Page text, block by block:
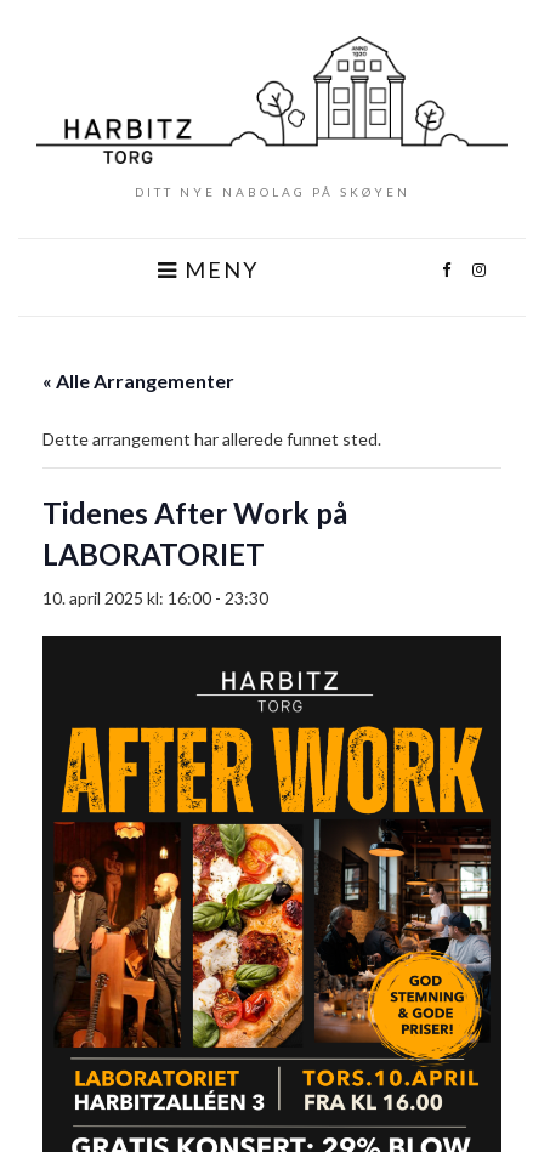
DITT NYE NABOLAG PÅ SKØYEN
MENY
« Alle Arrangementer
Dette arrangement har allerede funnet sted.
Tidenes After Work på
LABORATORIET
10. april 2025 kl: 16:00 - 23:30